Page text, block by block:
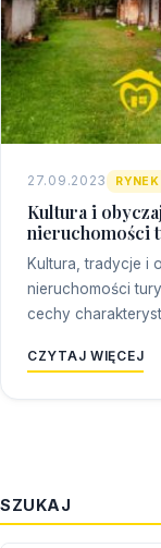
27.09.2023
Kultura i
nieruchomości
Kultura, tradycje i
nieruchomości
cechy
CZYTAJ WIĘCEJ
SZUKAJ